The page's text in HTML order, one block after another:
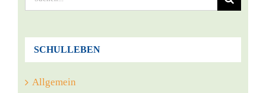
nach:
SCHULLEBEN
Allgemein